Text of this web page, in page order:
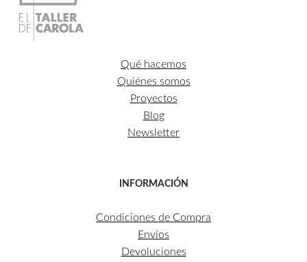
Qué hacemos
Quiénes somos
Proyectos
Blog
Newsletter
INFORMACIÓN
Condiciones de Compra
Envíos
Devoluciones